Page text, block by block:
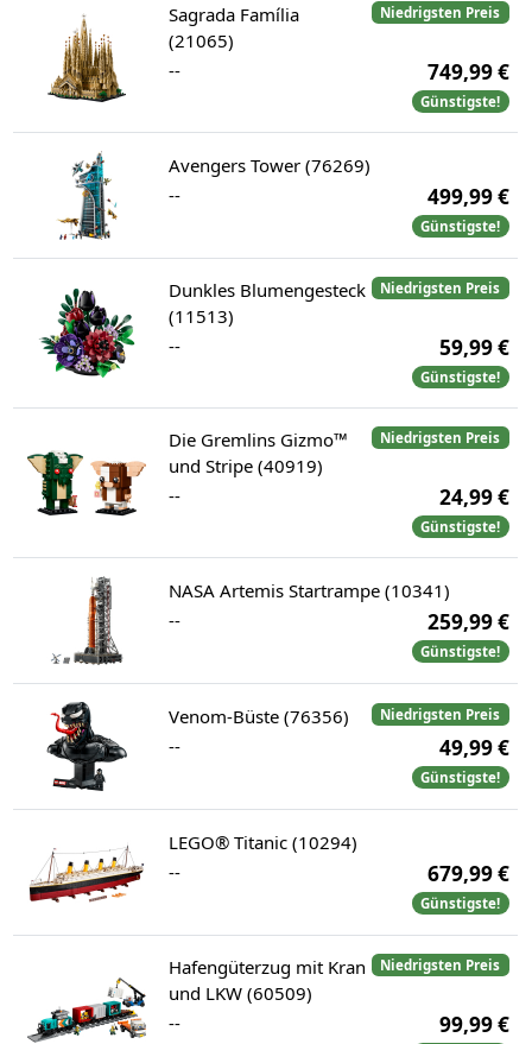
Niedrigsten Preis
Sagrada Família
(21065)
--
749,99 €
Günstigste!
Avengers Tower (76269)
--
499,99 €
Günstigste!
Niedrigsten Preis
Dunkles Blumengesteck
(11513)
--
59,99 €
Günstigste!
Niedrigsten Preis
Die Gremlins Gizmo™
und Stripe (40919)
--
24,99 €
Günstigste!
NASA Artemis Startrampe (10341)
--
259,99 €
Günstigste!
Niedrigsten Preis
Venom-Büste (76356)
--
49,99 €
Günstigste!
LEGO® Titanic (10294)
--
679,99 €
Günstigste!
Niedrigsten Preis
Hafengüterzug mit Kran
und LKW (60509)
--
99,99 €